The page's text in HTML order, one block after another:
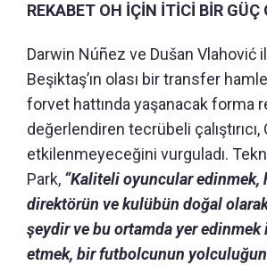
REKABET OH İÇİN İTİCİ BİR GÜÇ
Darwin Núñez ve Dušan Vlahović
Beşiktaş’ın olası bir transfer
forvet hattında yaşanacak forma
değerlendiren tecrübeli çalıştırıcı,
etkilenmeyeceğini vurguladı.
Park, “Kaliteli oyuncular edinmek,
direktörün ve kulübün doğal
şeydir ve bu ortamda yer edinmek
etmek, bir futbolcunun